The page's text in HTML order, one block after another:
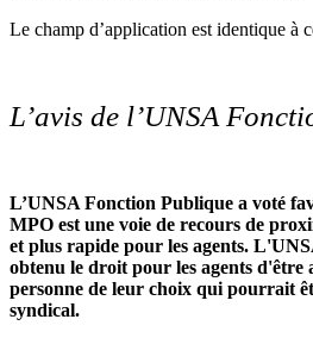
Le champ d’application est identique à
L’avis de l’UNSA
L’UNSA Fonction Publique a voté
MPO est une voie de recours de
et plus rapide pour les agents.
obtenu le droit pour les agents d'être
personne de leur choix qui pourrait
syndical.